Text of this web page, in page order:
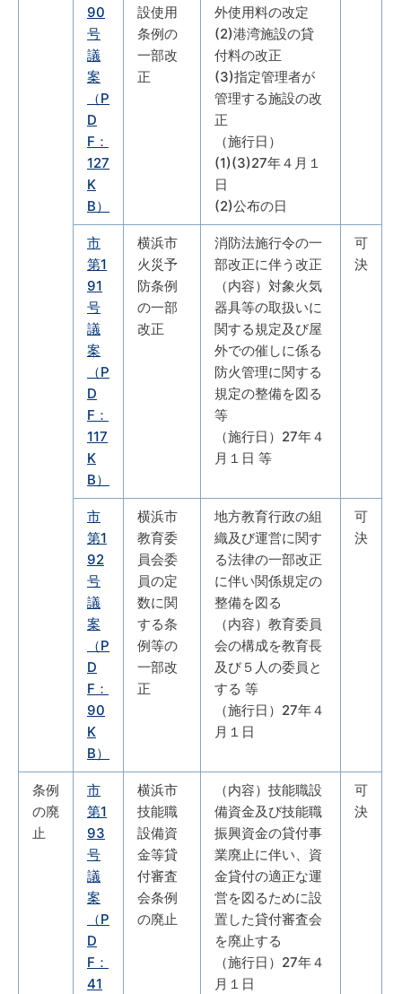
90
号
議
案
（P
D
F：
127
K
B）
設使用
条例の
一部改
正
外使用料の改定
(2)港湾施設の貸
付料の改正
(3)指定管理者が
管理する施設の改
正
（施行日）
(1)(3)27年４月１
日
(2)公布の日
市
第1
91
号
議
案
（P
D
F：
117
K
B）
横浜市
火災予
防条例
の一部
改正
消防法施行令の一
部改正に伴う改正
（内容）対象火気
器具等の取扱いに
関する規定及び屋
外での催しに係る
防火管理に関する
規定の整備を図る
等
（施行日）27年４
月１日 等
可
決
市
第1
92
号
議
案
（P
D
F：
90
K
B）
横浜市
教育委
員会委
員の定
数に関
する条
例等の
一部改
正
地方教育行政の組
織及び運営に関す
る法律の一部改正
に伴い関係規定の
整備を図る
（内容）教育委員
会の構成を教育長
及び５人の委員と
する 等
（施行日）27年４
月１日
可
決
条例
の廃
止
市
第1
93
号
議
案
（P
D
F：
41
横浜市
技能職
設備資
金等貸
付審査
会条例
の廃止
（内容）技能職設
備資金及び技能職
振興資金の貸付事
業廃止に伴い、資
金貸付の適正な運
営を図るために設
置した貸付審査会
を廃止する
（施行日）27年４
月１日
可
決